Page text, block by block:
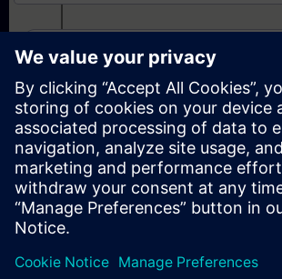
SIMATIC Service 3 in TIA Portal
SIMATIC Service 3 in TIA Portal